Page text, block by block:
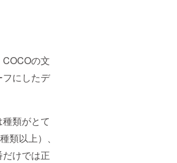
COCOの文
にしたデ
類がとて
類以上）、
けでは正